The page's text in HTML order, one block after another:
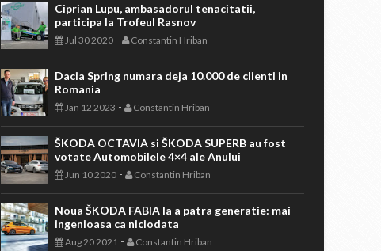
Ciprian Lupu, ambasadorul tenacitatii,
participa la Trofeul Rasnov
Jul 30 2020- Constantin Hriban
Dacia Spring numara deja 10.000 de clienti in
Romania
Jan 12 2023 - Constantin Hriban
ŠKODA OCTAVIA si ŠKODA SUPERB au fost
votate Automobilele 4×4 ale Anului
Jun 10 2020- Constantin Hriban
Noua ŠKODA FABIA la a patra generatie: mai
ingenioasa ca niciodata
Aug 20 2021 - Constantin Hriban